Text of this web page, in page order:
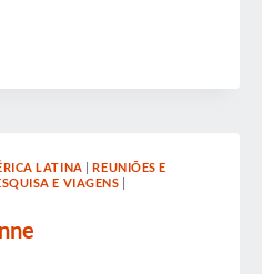
LATINA |REUNIÕES E
E VIAGENS |